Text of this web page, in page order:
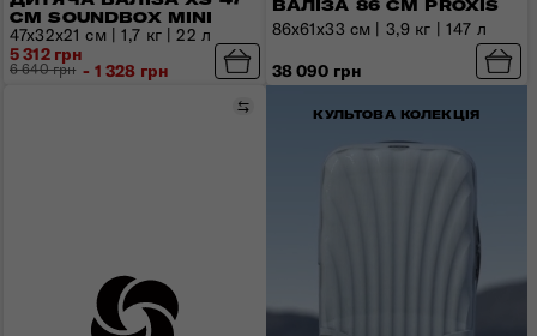
СМ SOUNDBOX MINI
47x32x21 см | 1,7 кг | 22 л
5 312 грн
6 640 грн - 1 328 грн
ВАЛІЗА 86 СМ PROXIS
86x61x33 см | 3,9 кг | 147 л
38 090 грн
ПорівнятиКУЛЬТОВА КОЛЕКЦІЯ